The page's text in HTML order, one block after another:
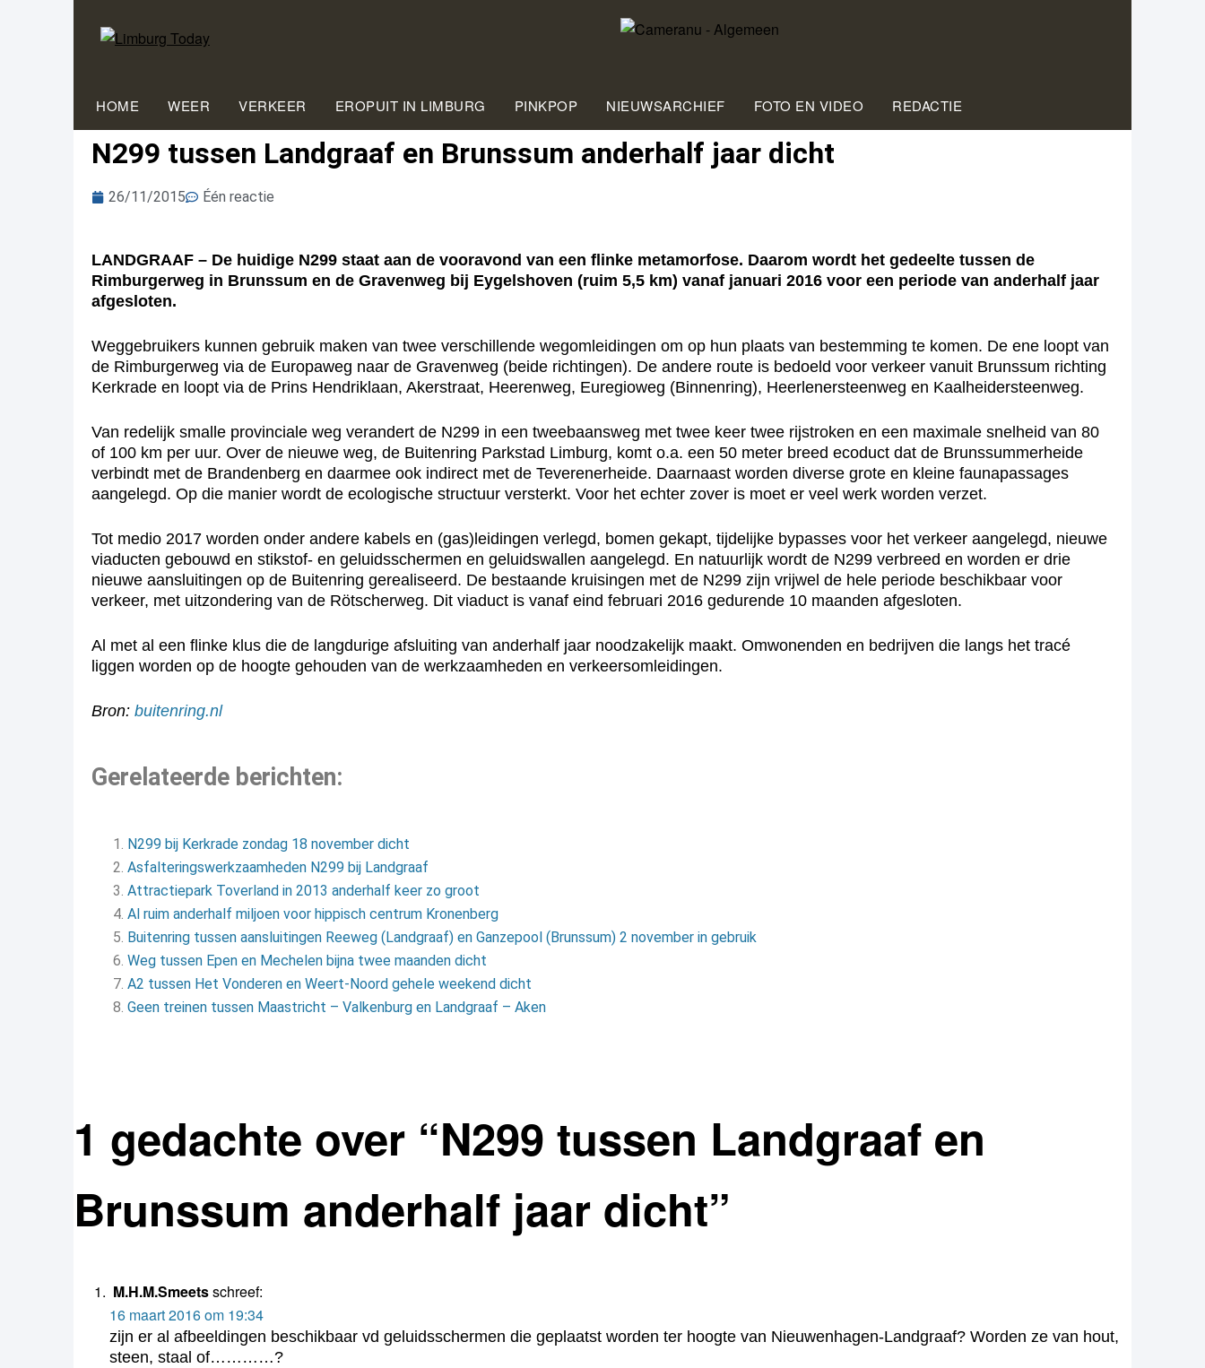
HOME WEER VERKEER EROPUIT IN LIMBURG PINKPOP NIEUWSARCHIEF FOTO EN VIDEO REDACTIE
N299 tussen Landgraaf en Brunssum anderhalf jaar dicht
26/11/2015 Één reactie
LANDGRAAF – De huidige N299 staat aan de vooravond van een flinke metamorfose. Daarom wordt het gedeelte tussen de
Rimburgerweg in Brunssum en de Gravenweg bij Eygelshoven (ruim 5,5 km) vanaf januari 2016 voor een periode van anderhalf jaar
afgesloten.
Weggebruikers kunnen gebruik maken van twee verschillende wegomleidingen om op hun plaats van bestemming te komen. De ene loopt van
de Rimburgerweg via de Europaweg naar de Gravenweg (beide richtingen). De andere route is bedoeld voor verkeer vanuit Brunssum richting
Kerkrade en loopt via de Prins Hendriklaan, Akerstraat, Heerenweg, Euregioweg (Binnenring), Heerlenersteenweg en Kaalheidersteenweg.
Van redelijk smalle provinciale weg verandert de N299 in een tweebaansweg met twee keer twee rijstroken en een maximale snelheid van 80
of 100 km per uur. Over de nieuwe weg, de Buitenring Parkstad Limburg, komt o.a. een 50 meter breed ecoduct dat de Brunssummerheide
verbindt met de Brandenberg en daarmee ook indirect met de Teverenerheide. Daarnaast worden diverse grote en kleine faunapassages
aangelegd. Op die manier wordt de ecologische structuur versterkt. Voor het echter zover is moet er veel werk worden verzet.
Tot medio 2017 worden onder andere kabels en (gas)leidingen verlegd, bomen gekapt, tijdelijke bypasses voor het verkeer aangelegd, nieuwe
viaducten gebouwd en stikstof- en geluidsschermen en geluidswallen aangelegd. En natuurlijk wordt de N299 verbreed en worden er drie
nieuwe aansluitingen op de Buitenring gerealiseerd. De bestaande kruisingen met de N299 zijn vrijwel de hele periode beschikbaar voor
verkeer, met uitzondering van de Rötscherweg. Dit viaduct is vanaf eind februari 2016 gedurende 10 maanden afgesloten.
Al met al een flinke klus die de langdurige afsluiting van anderhalf jaar noodzakelijk maakt. Omwonenden en bedrijven die langs het tracé
liggen worden op de hoogte gehouden van de werkzaamheden en verkeersomleidingen.
Bron: buitenring.nl
Gerelateerde berichten:
N299 bij Kerkrade zondag 18 november dicht
Asfalteringswerkzaamheden N299 bij Landgraaf
Attractiepark Toverland in 2013 anderhalf keer zo groot
Al ruim anderhalf miljoen voor hippisch centrum Kronenberg
Buitenring tussen aansluitingen Reeweg (Landgraaf) en Ganzepool (Brunssum) 2 november in gebruik
Weg tussen Epen en Mechelen bijna twee maanden dicht
A2 tussen Het Vonderen en Weert-Noord gehele weekend dicht
Geen treinen tussen Maastricht – Valkenburg en Landgraaf – Aken
1 gedachte over “N299 tussen Landgraaf en
Brunssum anderhalf jaar dicht”
M.H.M.Smeetsschreef:
16 maart 2016 om 19:34
zijn er al afbeeldingen beschikbaar vd geluidsschermen die geplaatst worden ter hoogte van Nieuwenhagen-Landgraaf? Worden ze van hout,
steen, staal of…………?